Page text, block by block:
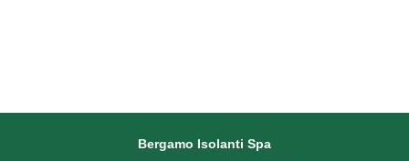
Bergamo Isolanti Spa